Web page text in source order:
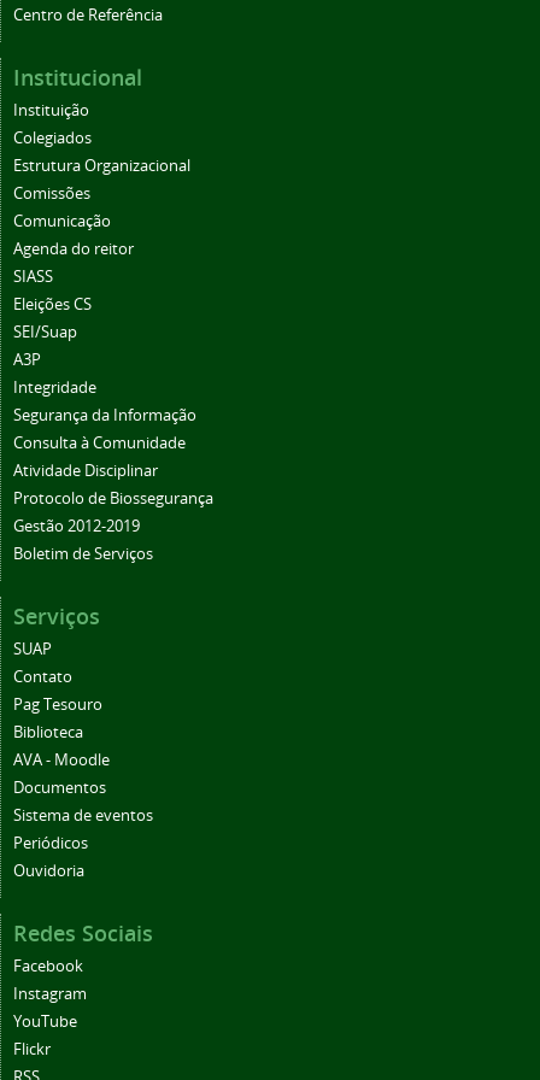
Centro de Referência
Institucional
Instituição
Colegiados
Estrutura Organizacional
Comissões
Comunicação
Agenda do reitor
SIASS
Eleições CS
SEI/Suap
A3P
Integridade
Segurança da Informação
Consulta à Comunidade
Atividade Disciplinar
Protocolo de Biossegurança
Gestão 2012-2019
Boletim de Serviços
Serviços
SUAP
Contato
Pag Tesouro
Biblioteca
AVA - Moodle
Documentos
Sistema de eventos
Periódicos
Ouvidoria
Redes Sociais
Facebook
Instagram
YouTube
Flickr